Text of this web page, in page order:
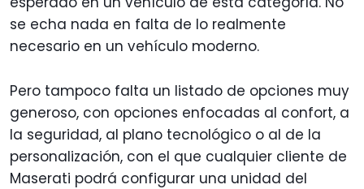
se echa nada en falta de lo realmente
necesario en un vehículo moderno.
Pero tampoco falta un listado de opciones muy
generoso, con opciones enfocadas al confort, a
la seguridad, al plano tecnológico o al de la
personalización, con el que cualquier cliente de
Maserati podrá configurar una unidad del